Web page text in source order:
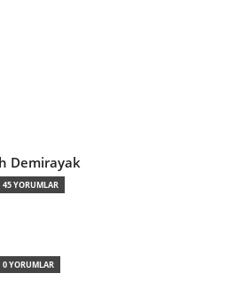
Demirayak
45 YORUMLAR
0 YORUMLAR